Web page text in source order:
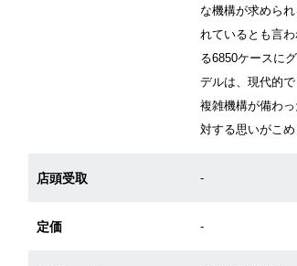
な機構が求めら
れているとも言
る6850ケースに
デルは、現代的
複雑機構が備わ
対する思いがこめ
店頭受取 -
定価 -